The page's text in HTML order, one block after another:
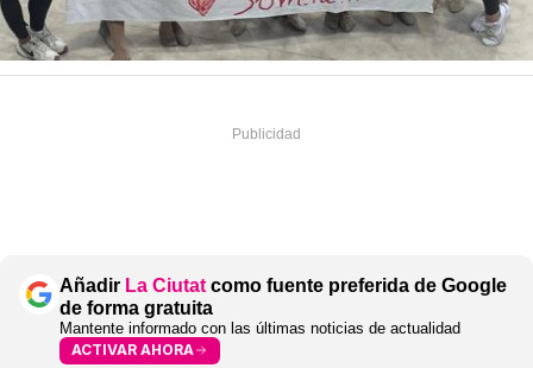
Añadir La Ciutat como fuente preferida de Google
de forma gratuita
Mantente informado con las últimas noticias de actualidad
ACTIVAR AHORA